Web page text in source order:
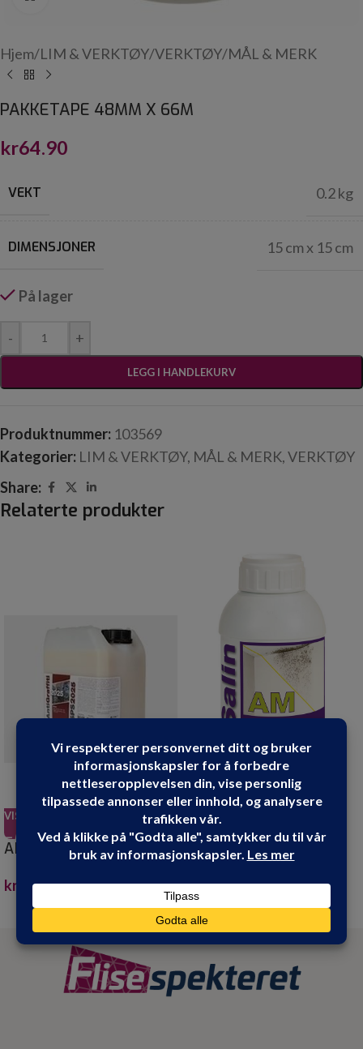
Hjem/LIM & VERKTØY/VERKTØY/MÅL & MERK
PAKKETAPE 48MM X 66M
kr64.90
VEKT 0.2 kg
DIMENSJONER 15 cm x 15 cm
På lager
- +
LEGG I HANDLEKURV
Produktnummer: 103569
Kategorier: LIM & VERKTØY, MÅL & MERK,VERKTØY
Share:
Relaterte produkter
VIS PRODUKT
ANTI GRAFFITI 25L
kr 7,999.90
VIS PRODUKT
DESALIN AM SOPP OG
kr299.00